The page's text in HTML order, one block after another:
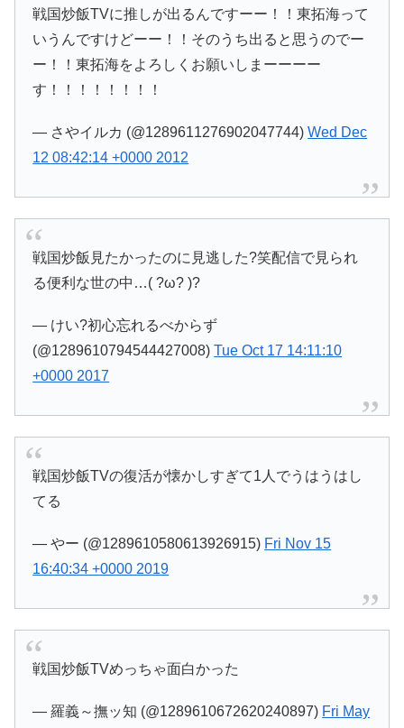
戦国炒飯TVに推しが出るんですーー！！東拓海って
いうんですけどーー！！そのうち出ると思うのでー
ー！！東拓海をよろしくお願いしまーーーー
す！！！！！！！！
— さやイルカ (@1289611276902047744)Wed Dec
12 08:42:14 +0000 2012
戦国炒飯見たかったのに見逃した?笑配信で見られ
る便利な世の中…( ?ω? )?
— けい?初心忘れるべからず
(@1289610794544427008)Tue Oct 17 14:11:10
+0000 2017
戦国炒飯TVの復活が懐かしすぎて1人でうはうはし
てる
— やー (@1289610580613926915) Fri Nov 15
16:40:34 +0000 2019
戦国炒飯TVめっちゃ面白かった
— 羅義～撫ッ知 (@1289610672620240897) Fri May